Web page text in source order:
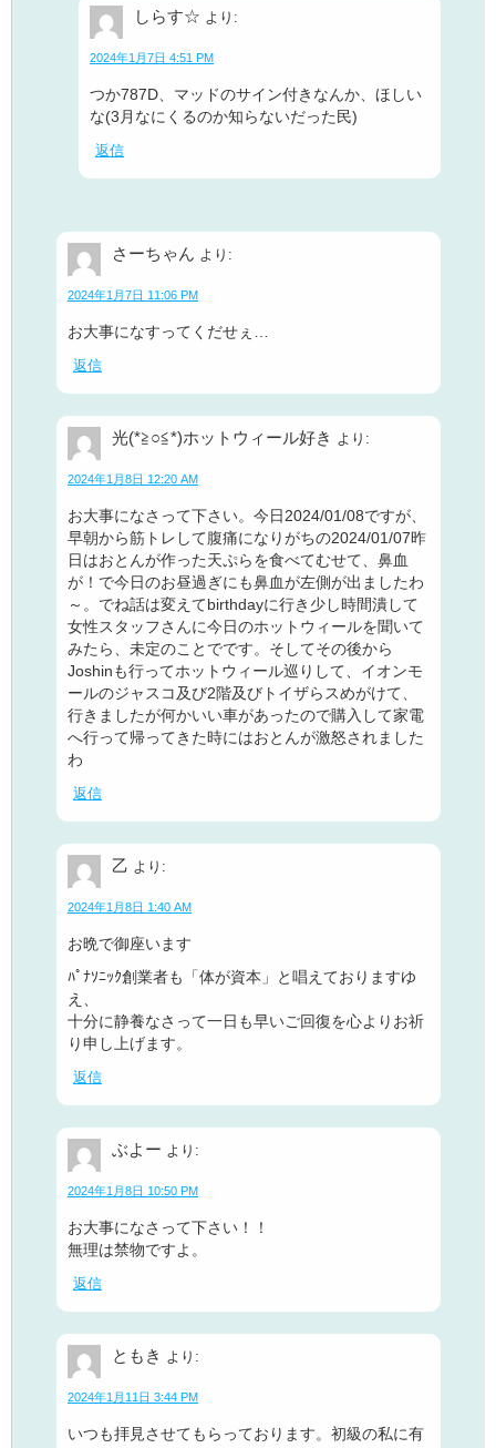
しらす☆ より:
2024年1月7日 4:51 PM
つか787D、マッドのサイン付きなんか、ほしい
な(3月なにくるのか知らないだった民)
返信
さーちゃん より:
2024年1月7日 11:06 PM
お大事になすってくだせぇ…
返信
光(*≧○≦*)ホットウィール好き より:
2024年1月8日 12:20 AM
お大事になさって下さい。今日2024/01/08ですが、
早朝から筋トレして腹痛になりがちの2024/01/07昨
日はおとんが作った天ぷらを食べてむせて、鼻血
が！で今日のお昼過ぎにも鼻血が左側が出ましたわ
～。でね話は変えてbirthdayに行き少し時間潰して
女性スタッフさんに今日のホットウィールを聞いて
みたら、未定のことでです。そしてその後から
Joshinも行ってホットウィール巡りして、イオンモ
ールのジャスコ及び2階及びトイザらスめがけて、
行きましたが何かいい車があったので購入して家電
へ行って帰ってきた時にはおとんが激怒されました
わ
返信
乙 より:
2024年1月8日 1:40 AM
お晩で御座います
ﾊﾟﾅｿﾆｯｸ創業者も「体が資本」と唱えておりますゆ
え、
十分に静養なさって一日も早いご回復を心よりお祈
り申し上げます。
返信
ぶよー より:
2024年1月8日 10:50 PM
お大事になさって下さい！！
無理は禁物ですよ。
返信
ともき より:
2024年1月11日 3:44 PM
いつも拝見させてもらっております。初級の私に有